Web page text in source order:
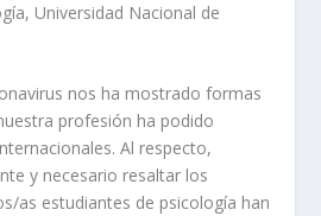
Universidad Nacional de
nos ha mostrado formas
profesión ha podido
Al respecto,
y necesario resaltar los
as estudiantes de psicología han